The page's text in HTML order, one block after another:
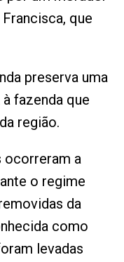
que
preserva uma
fazenda que
região.
ocorreram a
o regime
da
como
levadas